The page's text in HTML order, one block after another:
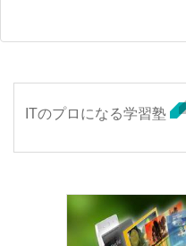
ITのプロになる学習塾